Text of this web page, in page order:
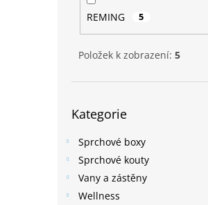
REMING 5
Položek k zobrazení: 5
kategorie
Kategorie
Sprchové boxy
Sprchové kouty
Vany a zástěny
Wellness